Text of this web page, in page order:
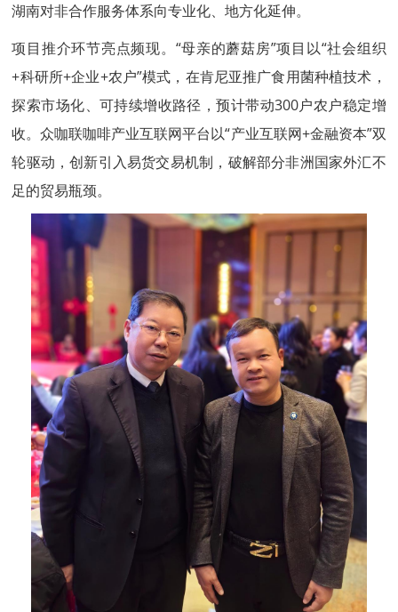
湖南对非合作服务体系向专业化、地方化延伸。
项目推介环节亮点频现。“母亲的蘑菇房”项目以“社会组织
+科研所+企业+农户”模式，在肯尼亚推广食用菌种植技术，
探索市场化、可持续增收路径，预计带动300户农户稳定增
收。众咖联咖啡产业互联网平台以“产业互联网+金融资本”双
轮驱动，创新引入易货交易机制，破解部分非洲国家外汇不
足的贸易瓶颈。